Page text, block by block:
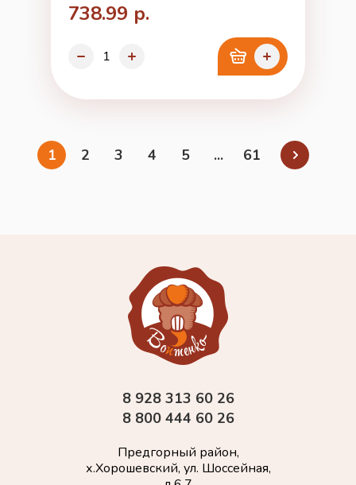
738.99 р.
1 2 3 4 5 ... 61
8 928 313 60 26
8 800 444 60 26
Предгорный район,
х.Хорошевский, ул. Шоссейная,